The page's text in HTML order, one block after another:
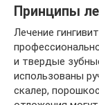
Принципы
Лечение
и твердые
использованы
скалер,